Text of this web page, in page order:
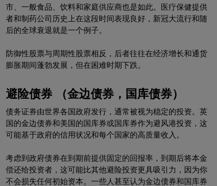
市、一般食品、饮料和家庭供应商也是如此。医疗保健提供
者和制药公司历史上在这段时间表现良好，新冠大流行和随
后的全球衰退就是一个例子。
防御性股票与周期性股票相反，后者往往在经济增长和通货
膨胀期间蓬勃发展，但在困难时期下跌。
避险债券 （金边债券，国库债券）
债务证券由世界各国政府发行，通常被视为稳定的投资。英
国的金边债券和美国的国库券或国库券作为避风港投资，这
可能基于政府的信用状况和每个国家的高质量收入。
考虑到政府债券在到期前提供固定的回报率，到期后将本金
偿还给投资者，这可能比其他避险投资更具吸引力，因为你
不会损失任何初始资本。一些人甚至认为金边债券和国库券